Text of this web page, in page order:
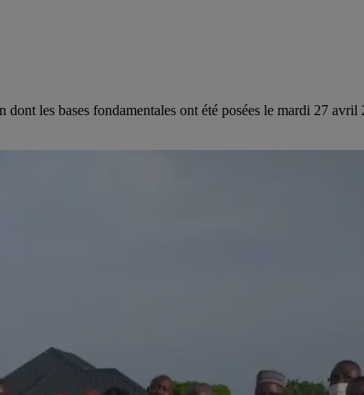
les bases fondamentales ont été posées le mardi 27